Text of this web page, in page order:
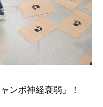
ンボ神経衰弱」！